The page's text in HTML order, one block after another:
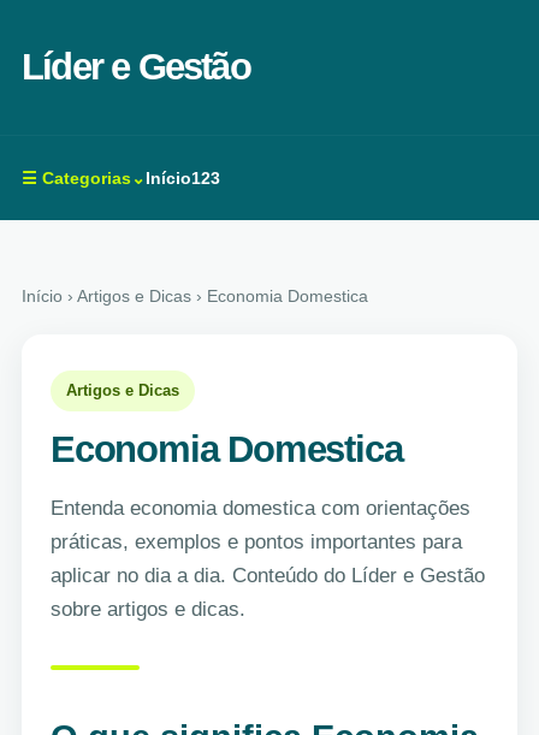
Líder e Gestão
☰ Categorias⌄Início123
Início › Artigos e Dicas › Economia Domestica
Artigos e Dicas
Economia Domestica
Entenda economia domestica com orientações
práticas, exemplos e pontos importantes para
aplicar no dia a dia. Conteúdo do Líder e Gestão
sobre artigos e dicas.